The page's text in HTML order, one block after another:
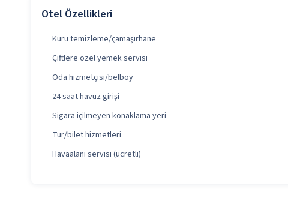
Otel Özellikleri
Kuru temizleme/çamaşırhane
Çiftlere özel yemek servisi
Oda hizmetçisi/belboy
24 saat havuz girişi
Sigara içilmeyen konaklama yeri
Tur/bilet hizmetleri
Havaalanı servisi (ücretli)